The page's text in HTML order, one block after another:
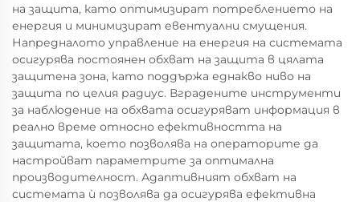
на защита, като оптимизират потреблението на
енергия и минимизират евентуални смущения.
Напредналото управление на енергия на системата
осигурява постоянен обхват на защита в цялата
защитена зона, като поддържа еднакво ниво на
защита по целия радиус. Вградените инструменти
за наблюдение на обхвата осигуряват информация в
реално време относно ефективността на
защитата, което позволява на операторите да
настройват параметрите за оптимална
производителност. Адаптивният обхват на
системата ѝ позволява да осигурява ефективна